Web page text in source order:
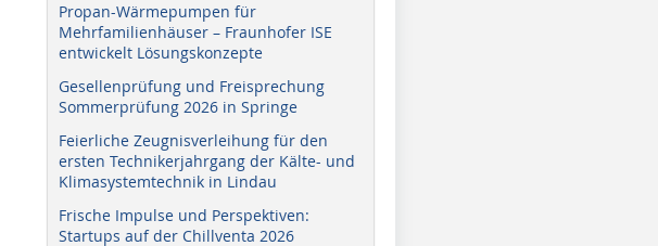
Propan-Wärmepumpen für
Mehrfamilienhäuser – Fraunhofer ISE
entwickelt Lösungskonzepte
Gesellenprüfung und Freisprechung
Sommerprüfung 2026 in Springe
Feierliche Zeugnisverleihung für den
ersten Technikerjahrgang der Kälte- und
Klimasystemtechnik in Lindau
Frische Impulse und Perspektiven:
Startups auf der Chillventa 2026